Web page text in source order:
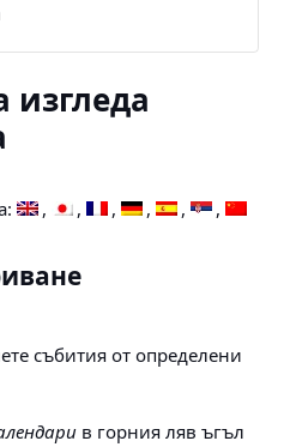
изгледа
събития от определени
в горния ляв ъгъл